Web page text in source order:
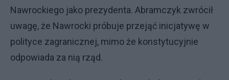
Nawrockiego jako prezydenta. Abramczyk zwrócił
uwagę, że Nawrocki próbuje przejąć inicjatywę w
polityce zagranicznej, mimo że konstytucyjnie
odpowiada za nią rząd.